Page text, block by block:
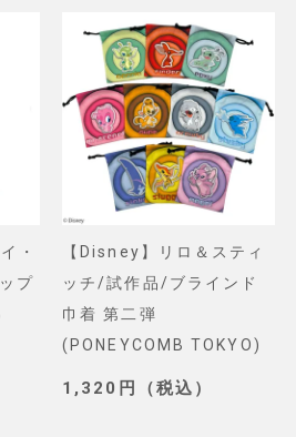
・
プ
【Disney】リロ＆スティ
ッチ/試作品/ブラインド
巾着 第二弾
(PONEYCOMB TOKYO)
1,320円（税込）